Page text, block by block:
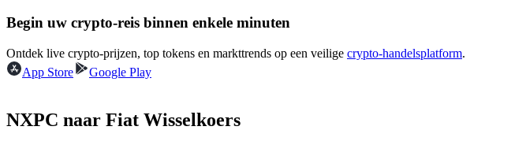
Big data-analyse inclusief handelsinformatie, enz.
Begin uw crypto-reis binnen enkele minuten
Ontdek live crypto-prijzen, top tokens en markttrends op een veilige crypto-handelsplatform.
App Store
Google Play
NXPC naar Fiat Wisselkoers